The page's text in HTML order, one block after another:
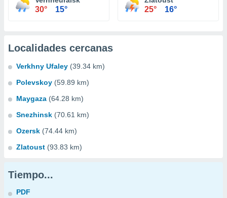
30° 15° 25° 16°
Localidades cercanas
Verkhny Ufaley (39.34 km)
Polevskoy (59.89 km)
Maygaza (64.28 km)
Snezhinsk (70.61 km)
Ozersk (74.44 km)
Zlatoust (93.83 km)
Tiempo...
PDF